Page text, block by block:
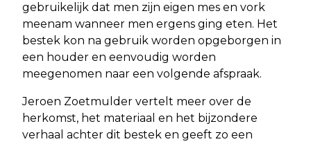
gebruikelijk dat men zijn eigen mes en vork
meenam wanneer men ergens ging eten. Het
bestek kon na gebruik worden opgeborgen in
een houder en eenvoudig worden
meegenomen naar een volgende afspraak.
Jeroen Zoetmulder vertelt meer over de
herkomst, het materiaal en het bijzondere
verhaal achter dit bestek en geeft zo een